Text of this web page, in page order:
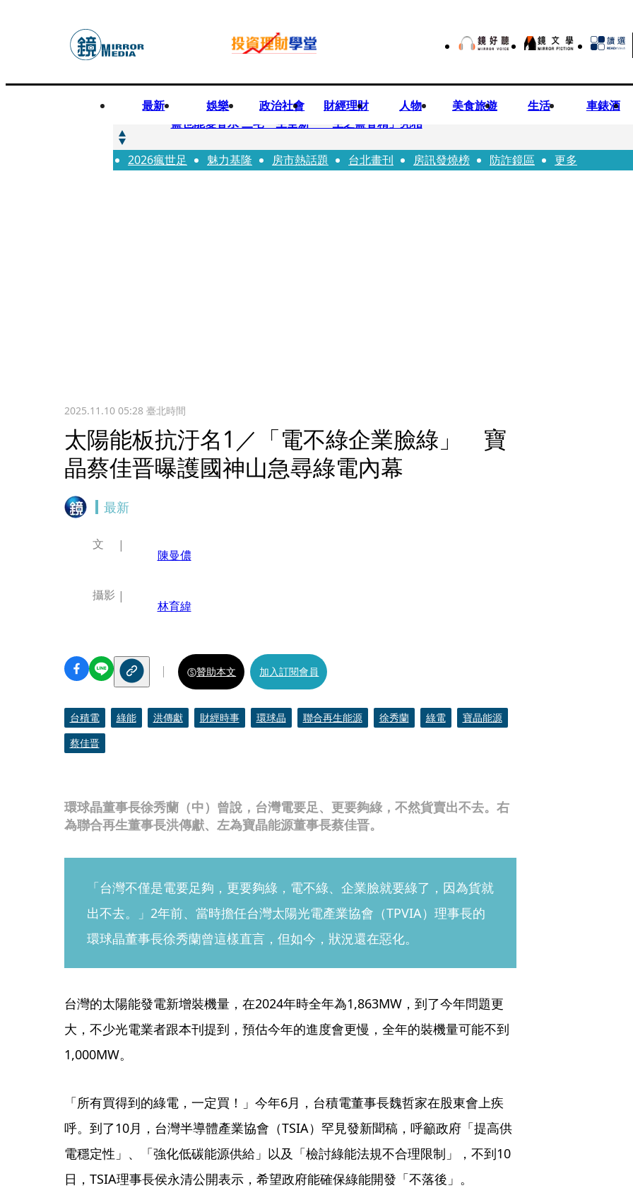
最新 娛樂 政治社會 財經理財 人物 美食旅遊 生活 車錶酒
快訊
鹽也能變香水 三宅一生全新「一生之鹽香精」亮相
快訊
不堪妻子碎念情緒失控 桃園八旬翁毆妻致死檢聲押
2026瘋世足 魅力基隆 房市熱話題 台北畫刊 房訊發燒榜 防詐鏡區 更多
2025.11.10 05:28臺北時間
太陽能板抗汙名1／「電不綠企業臉綠」 寶
晶蔡佳晋曝護國神山急尋綠電內幕
最新
環球晶董事長徐秀蘭（中）曾說，台灣電要足、更要夠綠，不然貨賣出不去。右
為聯合再生董事長洪傳獻、左為寶晶能源董事長蔡佳晋。
文
陳曼儂
攝影
林育緯
贊助本文 加入訂閱會員
台積電 綠能 洪傳獻 財經時事 環球晶 聯合再生能源 徐秀蘭 綠電
寶晶能源
蔡佳晋
「台灣不僅是電要足夠，更要夠綠，電不綠、企業臉就要綠了，因為貨就
出不去。」2年前、當時擔任台灣太陽光電產業協會（TPVIA）理事長的
環球晶董事長徐秀蘭曾這樣直言，但如今，狀況還在惡化。
台灣的太陽能發電新增裝機量，在2024年時全年為1,863MW，到了今年問題更
大，不少光電業者跟本刊提到，預估今年的進度會更慢，全年的裝機量可能不到
1,000MW。
「所有買得到的綠電，一定買！」今年6月，台積電董事長魏哲家在股東會上疾
呼。到了10月，台灣半導體產業協會（TSIA）罕見發新聞稿，呼籲政府「提高供
電穩定性」、「強化低碳能源供給」以及「檢討綠能法規不合理限制」，不到10
日，TSIA理事長侯永清公開表示，希望政府能確保綠能開發「不落後」。